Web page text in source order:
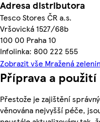
Adresa distributora
Tesco Stores ČR a.s.
Vršovická 1527/68b
100 00 Praha 10
Infolinka: 800 222 555
Zobrazit vše Mražená
Příprava a použití
Přestože je zajištění
věnována nejvyšší péče,